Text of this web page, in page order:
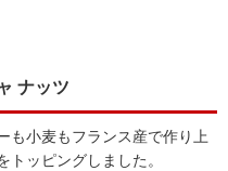
ナッツ
も小麦もフランス産で作り上
ッピングしました。